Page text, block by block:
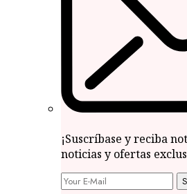
¡Suscríbase y reciba
noticias y ofertas